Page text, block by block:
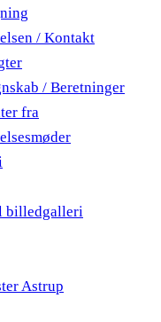
/ Kontakt
/ Beretninger
fra
billedgalleri
Astrup